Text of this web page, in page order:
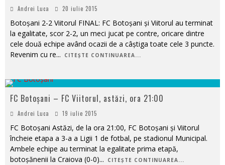
Andrei Luca 20 iulie 2015
Botoșani 2-2 Viitorul FINAL: FC Botoșani și Viitorul au terminat
la egalitate, scor 2-2, un meci jucat pe contre, oricare dintre
cele două echipe având ocazii de a câștiga toate cele 3 puncte.
Revenim cu re... CITEȘTE CONTINUAREA...
FC Botoșani – FC Viitorul, astăzi, ora 21:00
Andrei Luca 19 iulie 2015
FC Botoșani Astăzi, de la ora 21:00, FC Botoșani și Viitorul
încheie etapa a 3-a a Ligii 1 de fotbal, pe stadionul Municipal.
Ambele echipe au terminat la egalitate prima etapă,
botoșănenii la Craiova (0-0)... CITEȘTE CONTINUAREA...